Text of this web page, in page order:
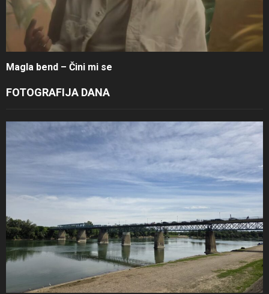
Magla bend – Čini mi se
FOTOGRAFIJA DANA